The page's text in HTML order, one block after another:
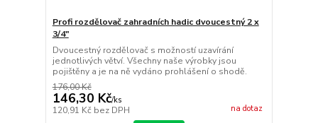
Profi rozdělovač zahradních hadic dvoucestný 2 x
3/4"
Dvoucestný rozdělovač s možností uzavírání
jednotlivých větví. Všechny naše výrobky jsou
pojištěny a je na ně vydáno prohlášení o shodě.
176,00 Kč
146,30 Kč/ks
120,91 Kč bez DPH na dotaz